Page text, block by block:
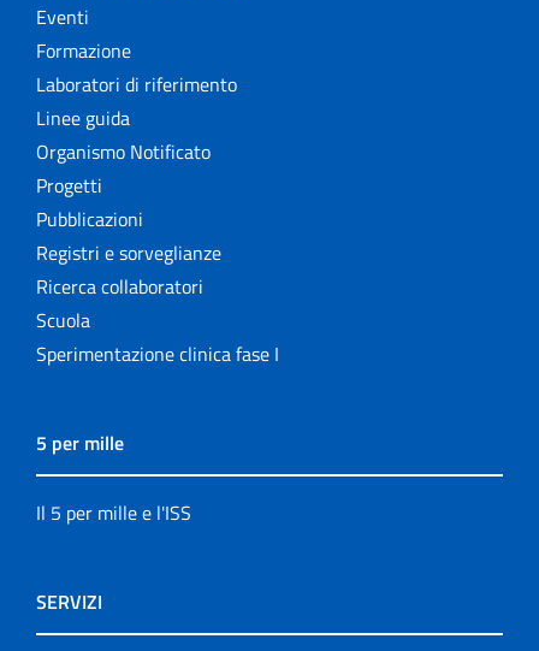
Eventi
Formazione
Laboratori di riferimento
Linee guida
Organismo Notificato
Progetti
Pubblicazioni
Registri e sorveglianze
Ricerca collaboratori
Scuola
Sperimentazione clinica fase I
5 per mille
Il 5 per mille e l'ISS
SERVIZI